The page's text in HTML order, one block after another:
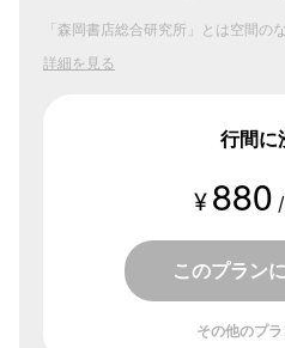
「森岡書店総合研究所」とは空間の
詳細を見る
行間に
¥ 880
このプラン
その他のプ